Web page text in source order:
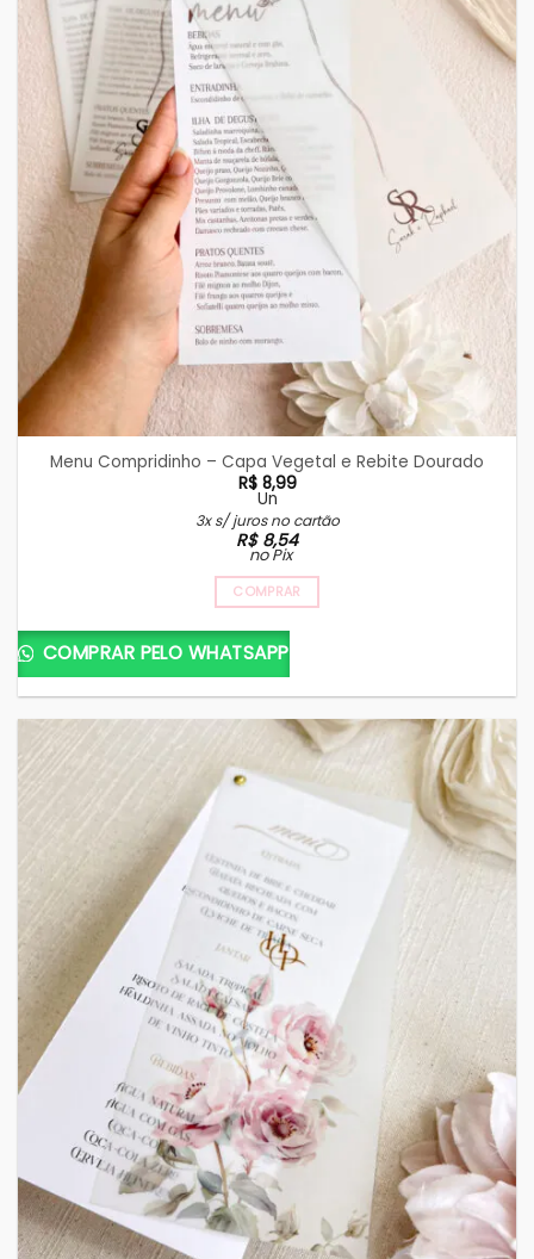
Menu Compridinho – Capa Vegetal e Rebite Dourado
R$8,99
Un
3x s/ juros no cartão
R$8,54
no Pix
COMPRAR
COMPRAR PELO WHATSAPP